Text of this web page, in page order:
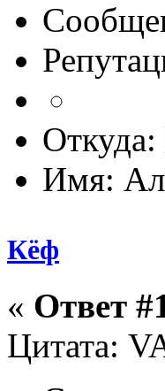
Имя:
Кёф
« Ответ
Цитата: